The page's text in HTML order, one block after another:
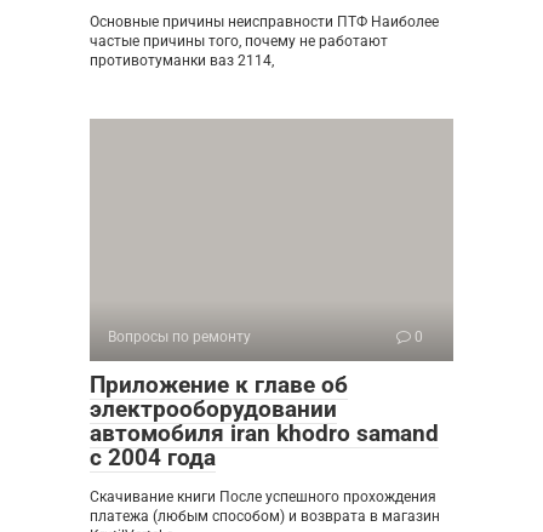
Основные причины неисправности ПТФ Наиболее
частые причины того, почему не работают
противотуманки ваз 2114,
Вопросы по ремонту 0
Приложение к главе об
электрооборудовании
автомобиля iran khodro samand
с 2004 года
Скачивание книги После успешного прохождения
платежа (любым способом) и возврата в магазин